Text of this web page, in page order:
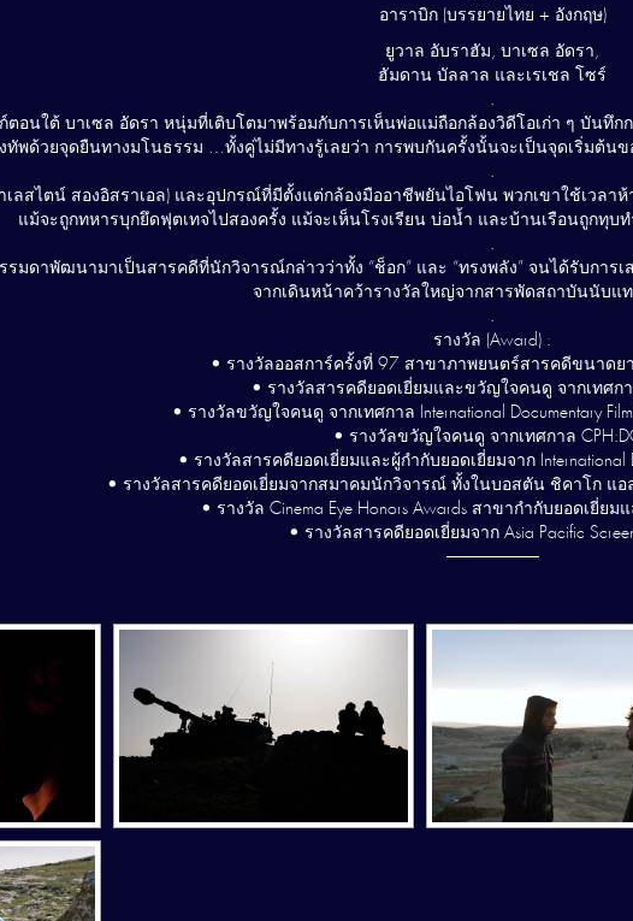
อาราบิก (บรรยายไทย + อังกฤษ)
ยูวาล อับราฮัม, บาเซล อัดรา,
ฮัมดาน บัลลาล และเรเชล โซร์
.
อนใต้ บาเซล อัดรา หนุ่มที่เติบโตมาพร้อมกับการเห็นพ่อแม่ถือกล้องวิดีโอเก่า ๆ บันทึ
ทัพด้วยจุดยืนทางมโนธรรม …ทั้งคู่ไม่มีทางรู้เลยว่า การพบกันครั้งนั้นจะเป็นจุดเริ่มต้น
.
เลสไตน์ สองอิสราเอล) และอุปกรณ์ที่มีตั้งแต่กล้องมืออาชีพยันไอโฟน พวกเขาใช้เวล
แม้จะถูกทหารบุกยึดฟุตเทจไปสองครั้ง แม้จะเห็นโรงเรียน บ่อน้ำ และบ้านเรือนถูกทุ
.
รมดาพัฒนามาเป็นสารคดีที่นักวิจารณ์กล่าวว่าทั้ง “ช็อก” และ “ทรงพลัง” จนได้รับกา
จากเดินหน้าคว้ารางวัลใหญ่จากสารพัดสถาบันนับแ
.
รางวัล (Award) :
• รางวัลออสการ์ครั้งที่ 97 สาขาภาพยนตร์สารคดีขนาดย
• รางวัลสารคดียอดเยี่ยมและขวัญใจคนดู จากเทศก
• รางวัลขวัญใจคนดู จากเทศกาล International Documentary Film
• รางวัลขวัญใจคนดู จากเทศกาล
• รางวัลสารคดียอดเยี่ยมและผู้กำกับยอดเยี่ยมจาก International
• รางวัลสารคดียอดเยี่ยมจากสมาคมนักวิจารณ์ ทั้งในบอสตัน ชิคาโก แอ
• รางวัล Cinema Eye Honors Awards สาขากำกับยอดเยี่ยมแ
• รางวัลสารคดียอดเยี่ยมจาก Asia Pacific
—————–